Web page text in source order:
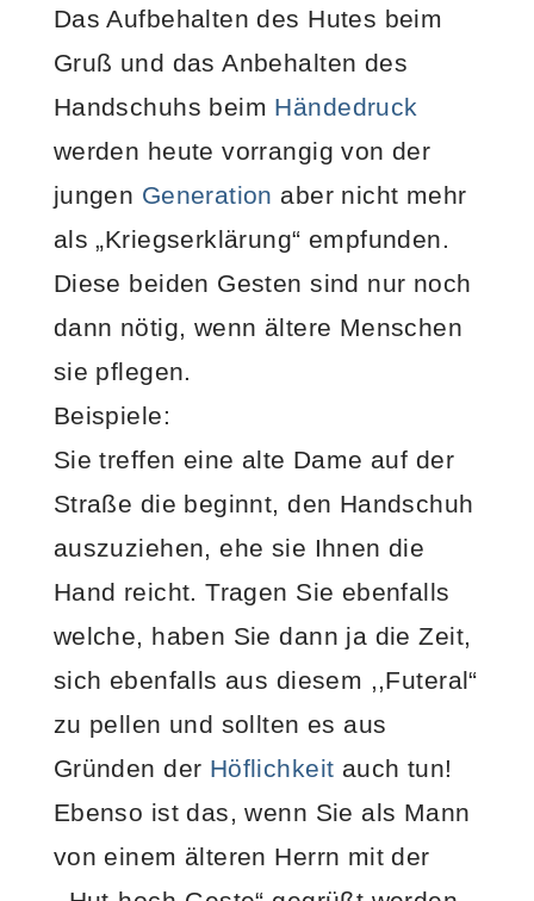
Das Aufbehalten des Hutes beim
Gruß und das Anbehalten des
Handschuhs beim Händedruck
werden heute vorrangig von der
jungen Generation aber nicht mehr
als „Kriegserklärung“ empfunden.
Diese beiden Gesten sind nur noch
dann nötig, wenn ältere Menschen
sie pflegen.
Beispiele:
Sie treffen eine alte Dame auf der
Straße die beginnt, den Handschuh
auszuziehen, ehe sie Ihnen die
Hand reicht. Tragen Sie ebenfalls
welche, haben Sie dann ja die Zeit,
sich ebenfalls aus diesem ,,Futeral“
zu pellen und sollten es aus
Gründen der Höflichkeit auch tun!
Ebenso ist das, wenn Sie als Mann
von einem älteren Herrn mit der